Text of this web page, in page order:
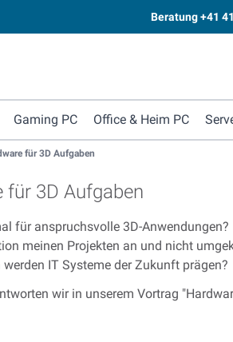
Beratung+41
Gaming PC Office & Heim PC
für 3D Aufgaben
für 3D Aufgaben
für anspruchsvolle 3D-Anwendungen?
meinen Projekten an und nicht
IT Systeme der Zukunft prägen?
wir in unserem Vortrag